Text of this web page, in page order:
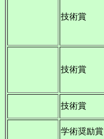
技術賞
技術賞
技術賞
学術奨励賞